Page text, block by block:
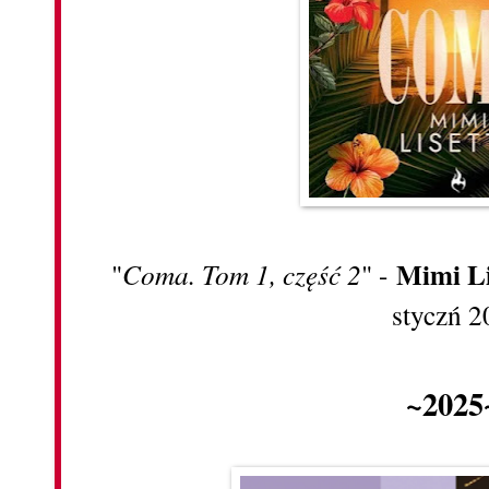
"Coma. Tom 1, część 2" -Mimi
styczń